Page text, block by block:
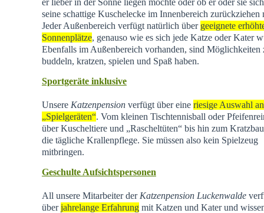
er lieber in der Sonne liegen möchte oder ob er oder sie
seine schattige Kuschelecke im Innenbereich zurückziehen
Jeder Außenbereich verfügt natürlich über geeignete
Sonnenplätze, genauso wie es sich jede Katze oder Kater
Ebenfalls im Außenbereich vorhanden, sind Möglichkeiten
buddeln, kratzen, spielen und Spaß haben.
Sportgeräte inklusive
Unsere Katzenpensionverfügt über eine riesige Auswahl an
„Spielgeräten“. Vom kleinen Tischtennisball oder
über Kuscheltiere und „Rascheltüten“ bis hin zum
die tägliche Krallenpflege. Sie müssen also kein Spielzeug
mitbringen.
Geschulte Aufsichtspersonen
All unsere Mitarbeiter der Katzenpension Luckenwalde
überjahrelange Erfahrungmit Katzen und Kater und